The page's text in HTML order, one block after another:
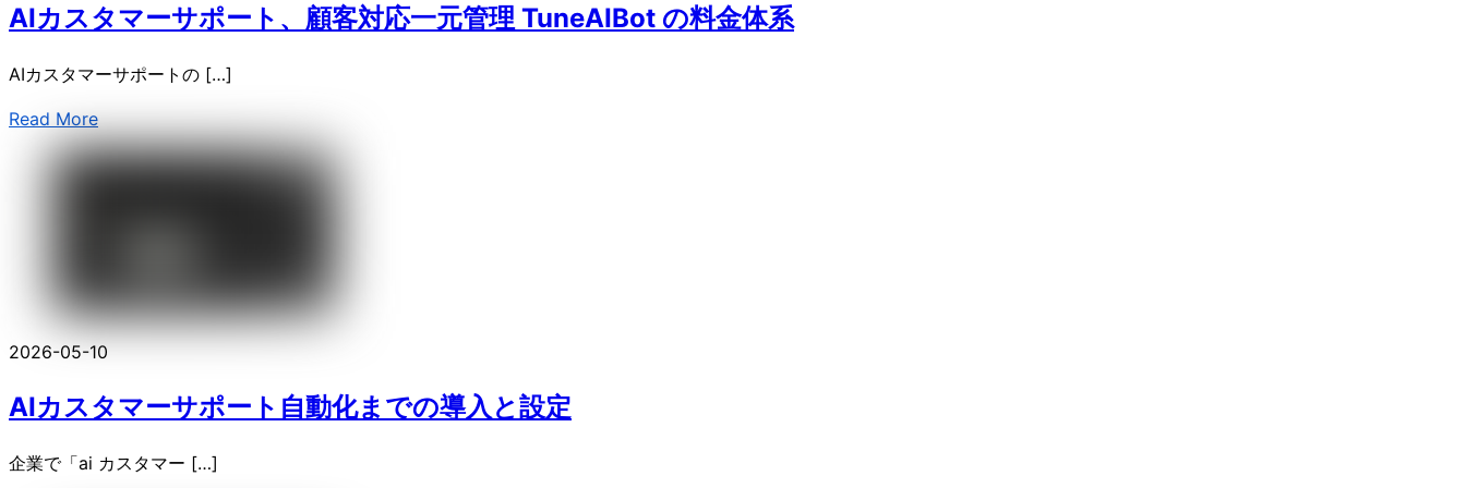
AIカスタマーサポート、顧客対応一元管理 TuneAIBot の料金体系
AIカスタマーサポートの […]
Read More
2026-05-10
AIカスタマーサポート自動化までの導入と設定
企業で「ai カスタマー […]